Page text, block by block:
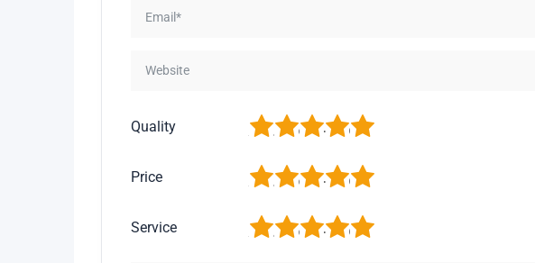
Quality 5
4
3
2
Price 5
4
3
2
Service 5
4
3
2